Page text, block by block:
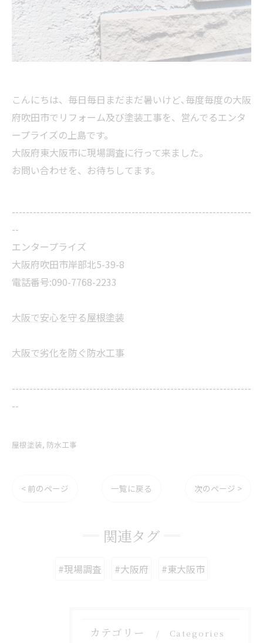
こんにちは、毎日毎日まだまだ暑いけど､毎度毎度の大阪
府吹田市でリフォーム及び塗装工事を、営んでるエンタ
ープライズの上島です。
大阪府東大阪市に現場調査に行って来ました。
お問い合わせを、お待ちしてます。
--------------------------------------------------------------------
--
エンタープライズ
大阪府吹田市岸部北5-39-8
電話番号:090-7768-2233
大阪で安心を守る屋根塗装
大阪で劣化を防ぐ防水工事
--------------------------------------------------------------------
--
屋根塗装 防水工事
< 前のページ 一覧に戻る 次のページ >
関連タグ
#現場調査 #大阪府 #東大阪市
カテゴリー Categories